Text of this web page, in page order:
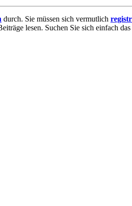
durch. Sie müssen sich vermutlich
lesen. Suchen Sie sich einfach